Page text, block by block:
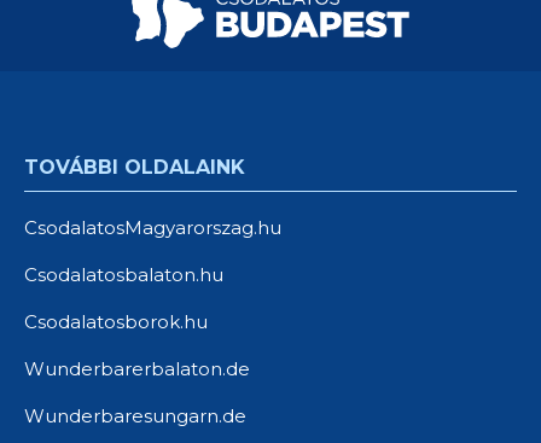
TOVÁBBI OLDALAINK
CsodalatosMagyarorszag.hu
Csodalatosbalaton.hu
Csodalatosborok.hu
Wunderbarerbalaton.de
Wunderbaresungarn.de